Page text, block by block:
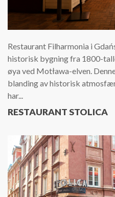
Restaurant Filharmonia i
historisk bygning fra 1800-
øya ved Motława-elven.
blanding av historisk
har...
RESTAURANT STOLICA